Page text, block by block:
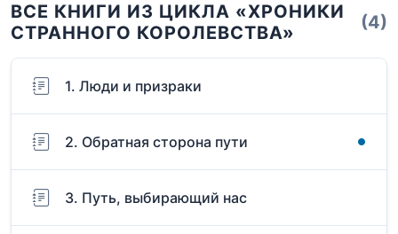
ВСЕ КНИГИ ИЗ ЦИКЛА «ХРОНИКИ
СТРАННОГО КОРОЛЕВСТВА»
(4)
1. Люди и призраки
2. Обратная сторона пути
3. Путь, выбирающий нас